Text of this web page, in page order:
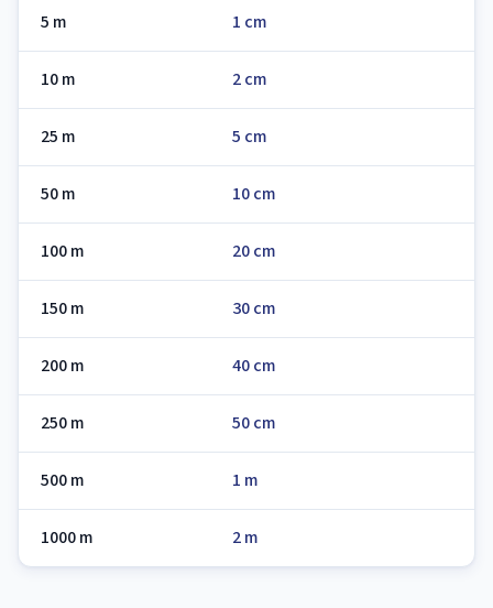
5 m 1 cm
10 m 2 cm
25 m 5 cm
50 m 10 cm
100 m 20 cm
150 m 30 cm
200 m 40 cm
250 m 50 cm
500 m 1 m
1000 m 2 m